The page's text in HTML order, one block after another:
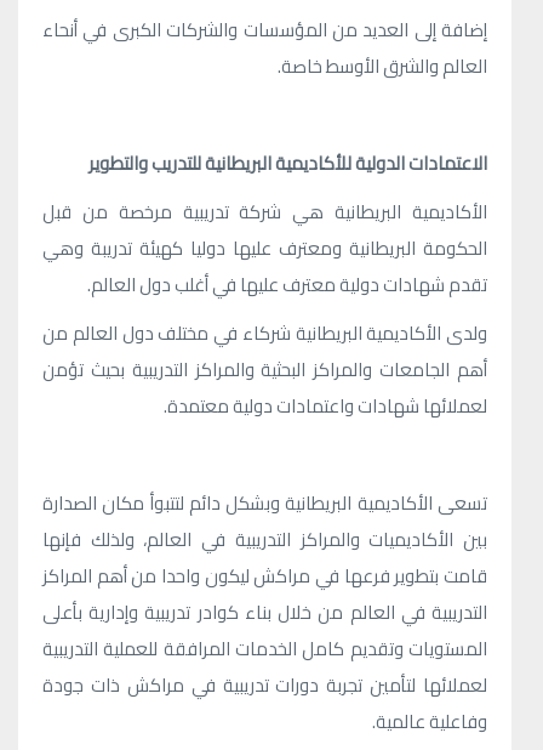
إضافة إلى العديد من المؤسسات والشركات الكبرى في أنحاء
العالم والشرق الأوسط خاصة.
الاعتمادات الدولية للأكاديمية البريطانية للتدريب والتطوير
الأكاديمية البريطانية هي شركة تدريبية مرخصة من قبل
الحكومة البريطانية ومعترف عليها دوليا كهيئة تدريبة وهي
تقدم شهادات دولية معترف عليها في أغلب دول العالم.
ولدى الأكاديمية البريطانية شركاء في مختلف دول العالم من
أهم الجامعات والمراكز البحثية والمراكز التدريبية بحيث تؤمن
لعملائها شهادات واعتمادات دولية معتمدة.
تسعى الأكاديمية البريطانية وبشكل دائم لتتبوأ مكان الصدارة
بين الأكاديميات والمراكز التدريبية في العالم، ولذلك فإنها
قامت بتطوير فرعها في مراكش ليكون واحدا من أهم المراكز
التدريبية في العالم من خلال بناء كوادر تدريبية وإدارية بأعلى
المستويات وتقديم كامل الخدمات المرافقة للعملية التدريبية
لعملائها لتأمين تجربة دورات تدريبية في مراكش ذات جودة
وفاعلية عالمية.